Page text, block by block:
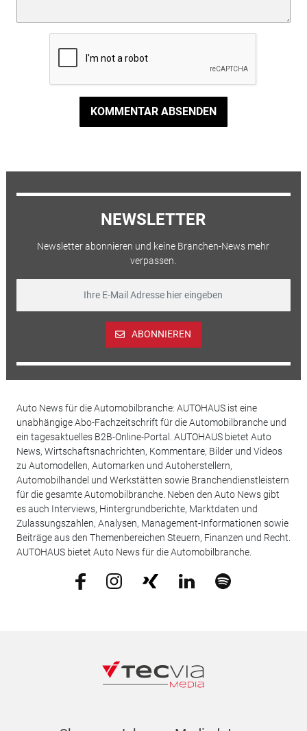
KOMMENTAR ABSENDEN
NEWSLETTER
Newsletter abonnieren und keine Branchen-News mehr
verpassen.
ABONNIEREN
Auto News für die Automobilbranche: AUTOHAUS ist eine
unabhängige Abo-Fachzeitschrift für die Automobilbranche und
ein tagesaktuelles B2B-Online-Portal. AUTOHAUS bietet Auto
News, Wirtschaftsnachrichten, Kommentare, Bilder und Videos
zu Automodellen, Automarken und Autoherstellern,
Automobilhandel und Werkstätten sowie Branchendienstleistern
für die gesamte Automobilbranche. Neben den Auto News gibt
es auch Interviews, Hintergrundberichte, Marktdaten und
Zulassungszahlen, Analysen, Management-Informationen sowie
Beiträge aus den Themenbereichen Steuern, Finanzen und Recht.
AUTOHAUS bietet Auto News für die Automobilbranche.